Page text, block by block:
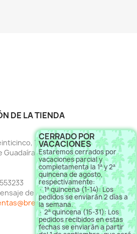
CERRADO POR
VACACIONES
Estaremos cerrados por
vacaciones parcial y
completamenta la 1ª y 2ª
quincena de agosto,
respectivamente:
· 1ª quincena (1-14): Los
pedidos se enviarán 2 días a
la semana.
· 2ª quincena (15-31): Los
pedidos recibidos en estas
fechas se enviarán a partir
DE LA TIENDA
1
Guadaíra
de correo